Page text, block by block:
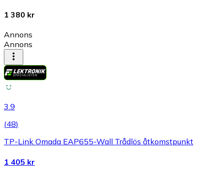
1 380 kr
Annons
Annons
3.9
(48)
TP-Link Omada EAP655-Wall Trådlös åtkomstpunkt
1 405 kr